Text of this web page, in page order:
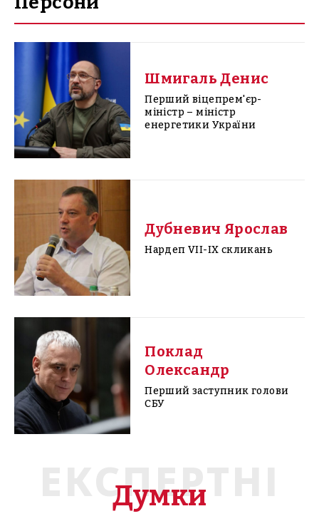
Шмигаль Денис
Перший віцепрем'єр-
міністр – міністр
енергетики України
Дубневич Ярослав
Нардеп VII-IX скликань
Поклад
Олександр
Перший заступник голови
СБУ
ЕКСПЕРТНІ
Думки